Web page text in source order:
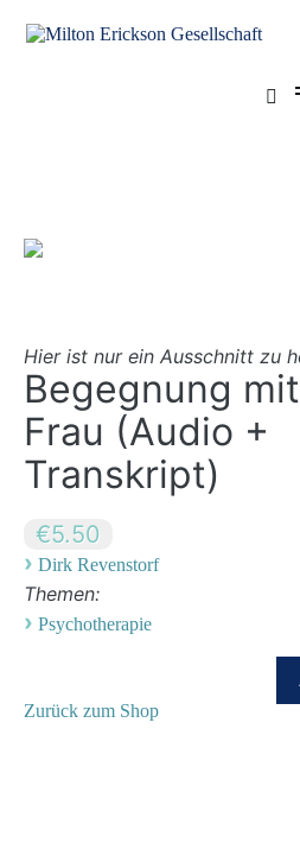
Inhalt
Hier ist nur ein Ausschnitt zu
Begegnung
Frau (Audio +
Transkript)
€5.50
› Dirk Revenstorf
Themen:
› Psychotherapie
Zurück zum Shop